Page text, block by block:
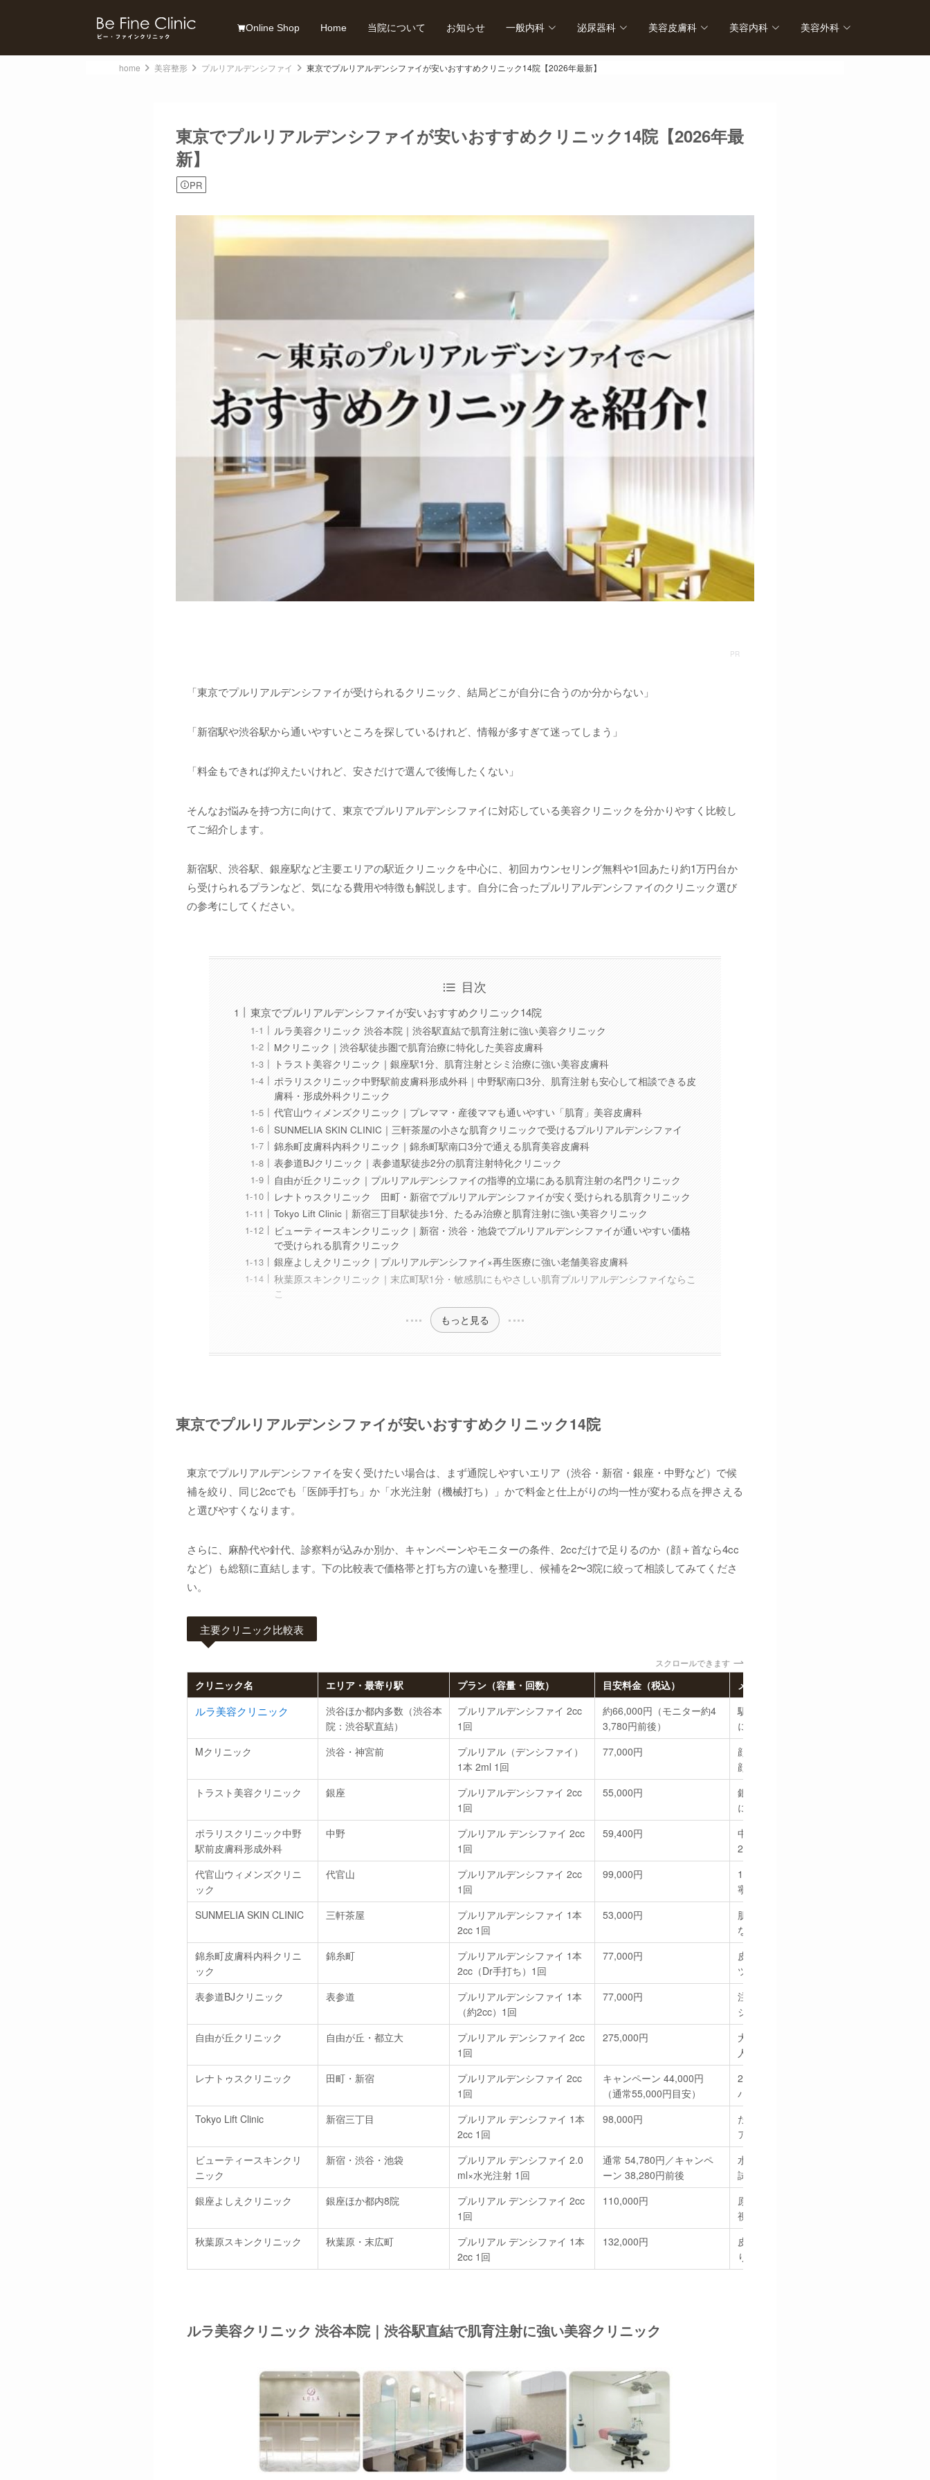
Online Shop Home 当院について お知らせ 一般内科 泌尿器科 美容皮膚科 美容内科 美容外科
診
home 美容整形 プルリアルデンシファイ 東京でプルリアルデンシファイが安いおすすめクリニック14院【2026年最新】
東京でプルリアルデンシファイが安いおすすめクリニック14院【2026年最
新】
PR
「東京でプルリアルデンシファイが受けられるクリニック、結局どこが自分に合うのか分からない」
「新宿駅や渋谷駅から通いやすいところを探しているけれど、情報が多すぎて迷ってしまう」
「料金もできれば抑えたいけれど、安さだけで選んで後悔したくない」
そんなお悩みを持つ方に向けて、東京でプルリアルデンシファイに対応している美容クリニックを分かりやすく比較し
てご紹介します。
新宿駅、渋谷駅、銀座駅など主要エリアの駅近クリニックを中心に、初回カウンセリング無料や1回あたり約1万円台か
ら受けられるプランなど、気になる費用や特徴も解説します。自分に合ったプルリアルデンシファイのクリニック選び
の参考にしてください。
目次
東京でプルリアルデンシファイが安いおすすめクリニック14院
ルラ美容クリニック 渋谷本院｜渋谷駅直結で肌育注射に強い美容クリニック
Mクリニック｜渋谷駅徒歩圏で肌育治療に特化した美容皮膚科
トラスト美容クリニック｜銀座駅1分、肌育注射とシミ治療に強い美容皮膚科
ポラリスクリニック中野駅前皮膚科形成外科｜中野駅南口3分、肌育注射も安心して相談できる皮
膚科・形成外科クリニック
代官山ウィメンズクリニック｜プレママ・産後ママも通いやすい「肌育」美容皮膚科
SUNMELIA SKIN CLINIC｜三軒茶屋の小さな肌育クリニックで受けるプルリアルデンシファイ
錦糸町皮膚科内科クリニック｜錦糸町駅南口3分で通える肌育美容皮膚科
表参道BJクリニック｜表参道駅徒歩2分の肌育注射特化クリニック
自由が丘クリニック｜プルリアルデンシファイの指導的立場にある肌育注射の名門クリニック
レナトゥスクリニック 田町・新宿でプルリアルデンシファイが安く受けられる肌育クリニック
Tokyo Lift Clinic｜新宿三丁目駅徒歩1分、たるみ治療と肌育注射に強い美容クリニック
ビューティースキンクリニック｜新宿・渋谷・池袋でプルリアルデンシファイが通いやすい価格
で受けられる肌育クリニック
銀座よしえクリニック｜プルリアルデンシファイ×再生医療に強い老舗美容皮膚科
秋葉原スキンクリニック｜末広町駅1分・敏感肌にもやさしい肌育プルリアルデンシファイならこ
こ
もっと見る
東京でプルリアルデンシファイが安いおすすめクリニック14院
東京でプルリアルデンシファイを安く受けたい場合は、まず通院しやすいエリア（渋谷・新宿・銀座・中野など）で候
補を絞り、同じ2ccでも「医師手打ち」か「水光注射（機械打ち）」かで料金と仕上がりの均一性が変わる点を押さえる
と選びやすくなります。
さらに、麻酔代や針代、診察料が込みか別か、キャンペーンやモニターの条件、2ccだけで足りるのか（顔＋首なら4cc
など）も総額に直結します。下の比較表で価格帯と打ち方の違いを整理し、候補を2〜3院に絞って相談してみてくださ
い。
主要クリニック比較表
スクロールできます
クリニック名 エリア・最寄り駅 プラン（容量・回数） 目安料金（税込） メモ
ルラ美容クリニック
渋谷ほか都内多数（渋谷本
院：渋谷駅直結）
プルリアルデンシファイ 2cc
1回
約66,000円（モニター約4
3,780円前後）
駅直結で通いやすく、モニター割が豊富。
に選びやすいコスパ重視の大手。
Mクリニック
渋谷・神宮前
プルリアル（デンシファイ）
1本 2ml 1回
77,000円
顔全体／首／手の甲に2mlを使う設計。2本
顔＋首などもしやすい。
トラスト美容クリニック
銀座
プルリアルデンシファイ 2cc
1回
55,000円
銀座駅徒歩1分。シミ治療と組み合わせて
に整えやすい価格帯。
ポラリスクリニック中野
駅前皮膚科形成外科
中野
プルリアル デンシファイ 2cc
1回
59,400円
中野駅前。シルク／デンシファイ両方の専
2〜4ccや3回コースまで料金が明快。
代官山ウィメンズクリニ
ック
代官山
プルリアルデンシファイ 2cc
1回
99,000円
1〜3ccから選択可。プレママ・産後ママに
寧な診療を重視したい人向け。
SUNMELIA SKIN CLINIC
三軒茶屋
プルリアルデンシファイ 1本
2cc 1回
53,000円
肌育特化。2本（4cc）・3回コース・ボト
など組み合わせが多彩。
錦糸町皮膚科内科クリニ
ック
錦糸町
プルリアルデンシファイ 1本
2cc（Dr手打ち）1回
77,000円
皮膚科＋内科併設。1〜3本セットのほか、
ツァ導入プランもあり。
表参道BJクリニック
表参道
プルリアルデンシファイ 1本
（約2cc）1回
77,000円
注入系に強いクリニック。目元の小じわ・
ジングサインの解説が充実。
自由が丘クリニック
自由が丘・都立大
プルリアル デンシファイ 2cc
1回
275,000円
大型院のハイクラス価格帯。結果や体制を
人向け。
レナトゥスクリニック
田町・新宿
プルリアルデンシファイ 2cc
1回
キャンペーン 44,000円
（通常55,000円目安）
2cc単位で医師手打ち。キャンペーン時は
パ。
Tokyo Lift Clinic
新宿三丁目
プルリアル デンシファイ 1本
2cc 1回
98,000円
たるみ治療（糸リフト・HIFU）と併用しや
アップ＋肌育を同時に狙いたい人向け。
ビューティースキンクリ
ニック
新宿・渋谷・池袋
プルリアル デンシファイ 2.0
ml×水光注射 1回
通常 54,780円／キャンペ
ーン 38,280円前後
水光注射機で全顔に均一注入。キャンペー
試ししやすい。
銀座よしえクリニック
銀座ほか都内8院
プルリアル デンシファイ 2cc
1回
110,000円
原液使用を明言。再生系メニューとの組み
視で検討したい人向け。
秋葉原スキンクリニック
秋葉原・末広町
プルリアル デンシファイ 1本
2cc 1回
132,000円
皮膚科専門医チームの美容皮膚科。同日2
り、顔＋首＋手の甲など広範囲ケア向き。
ルラ美容クリニック 渋谷本院｜渋谷駅直結で肌育注射に強い美容クリニック